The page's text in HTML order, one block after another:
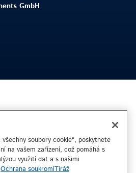
GmbH
soubory cookie“, poskytnete
na vašem zařízení, což pomáhá s
využití dat a s našimi
Ochrana soukromíTiráž